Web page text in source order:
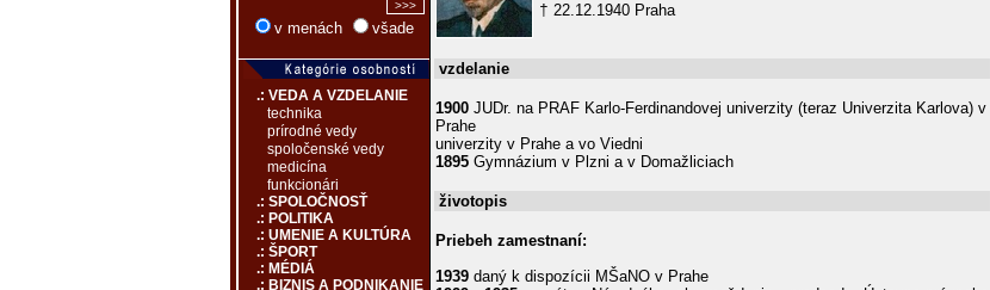
v menách všade
.: VEDA A VZDELANIE
technika
prírodné vedy
spoločenské vedy
medicína
funkcionári
.: SPOLOČNOSŤ
.: POLITIKA
.: UMENIE A KULTÚRA
.: ŠPORT
.: MÉDIÁ
.: BIZNIS A PODNIKANIE
† 22.12.1940 Praha
vzdelanie
1900 JUDr. na PRAF Karlo-Ferdinandovej univerzity (teraz Univerzita Karlova) v
Prahe
univerzity v Prahe a vo Viedni
1895 Gymnázium v Plzni a v Domažliciach
životopis
Priebeh zamestnaní:
1939 daný k dispozícii MŠaNO v Prahe